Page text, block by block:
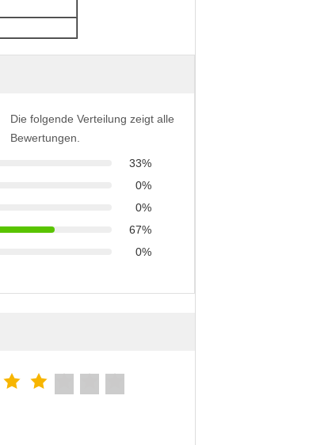
Die folgende Verteilung zeigt alle
Bewertungen.
33%
0%
0%
67%
0%